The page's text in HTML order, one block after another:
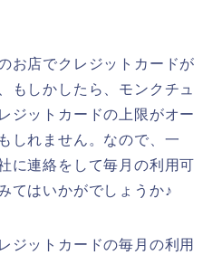
お店でクレジットカードが
もしかしたら、モンクチュ
ジットカードの上限がオー
しれません。なので、一
に連絡をして毎月の利用可
てはいかがでしょうか♪
ジットカードの毎月の利用